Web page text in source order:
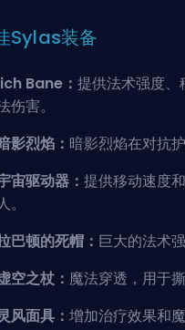
Sylas装备
Bane： 提供法术强度
伤害。
影烈焰： 暗影烈焰在对抗
宙驱动器： 提供移动速度
。
巴顿的死帽： 巨大的法术
空之杖： 魔法穿透，用于
风面具： 增加治疗效果和魔